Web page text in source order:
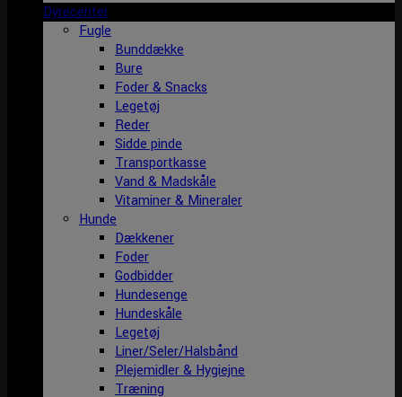
Dyrecenter
Fugle
Bunddække
Bure
Foder & Snacks
Legetøj
Reder
Sidde pinde
Transportkasse
Vand & Madskåle
Vitaminer & Mineraler
Hunde
Dækkener
Foder
Godbidder
Hundesenge
Hundeskåle
Legetøj
Liner/Seler/Halsbånd
Plejemidler & Hygiejne
Træning